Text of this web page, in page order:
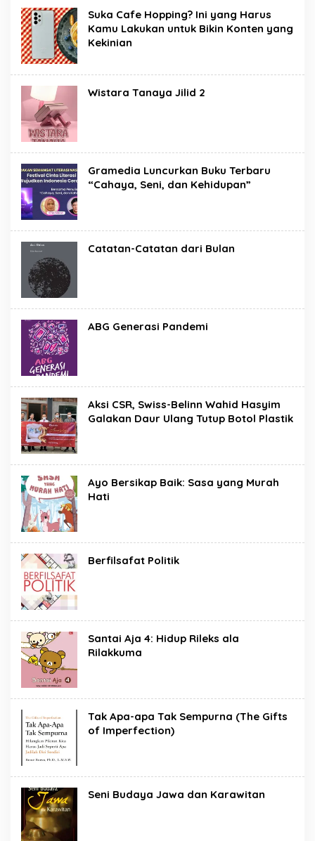
Suka Cafe Hopping? Ini yang Harus
Kamu Lakukan untuk Bikin Konten yang
Kekinian
Wistara Tanaya Jilid 2
Gramedia Luncurkan Buku Terbaru
“Cahaya, Seni, dan Kehidupan”
Catatan-Catatan dari Bulan
ABG Generasi Pandemi
Aksi CSR, Swiss-Belinn Wahid Hasyim
Galakan Daur Ulang Tutup Botol Plastik
Ayo Bersikap Baik: Sasa yang Murah
Hati
Berfilsafat Politik
Santai Aja 4: Hidup Rileks ala
Rilakkuma
Tak Apa-apa Tak Sempurna (The Gifts
of Imperfection)
Seni Budaya Jawa dan Karawitan